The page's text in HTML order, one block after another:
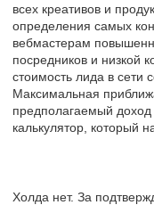
всех креативов и
определения самых
вебмастерам
посредников и низкой
стоимость лида в сети
Максимальная
предполагаемый
калькулятор, который
Холда нет. За